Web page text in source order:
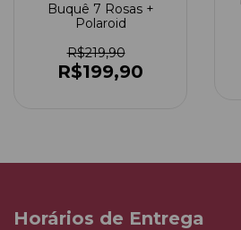
Buquê 7 Rosas +
Polaroid
R$219,90
R$199,90
Horários de Entrega